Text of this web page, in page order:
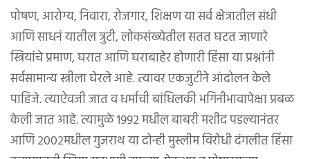
पोषण, आरोग्य, निवारा, रोजगार, शिक्षण या सर्व क्षेत्रातील संधी
आणि साधनं यातील त्रुटी, लोकसंख्येतील सतत घटत जाणारे
स्त्रियांचे प्रमाण, घरात आणि घराबाहेर होणारी हिंसा या प्रश्नांनी
सर्वसामान्य स्त्रीला घेरले आहे. त्यावर एकजुटीने आंदोलन केले
पाहिजे. त्याऐवजी जात व धर्माची बांधिलकी भगिनीभावापेक्षा प्रबळ
केली जात आहे. त्यामुळे १९९२ मधील बाबरी मशीद पडल्यानंतर
आणि २००२मधील गुजराथ या दोन्ही मुस्लीम विरोधी दंगलीत हिंसा